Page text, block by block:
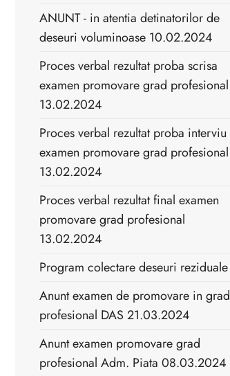
ANUNT - in atentia detinatorilor de
deseuri voluminoase 10.02.2024
Proces verbal rezultat proba scrisa
examen promovare grad profesional
13.02.2024
Proces verbal rezultat proba interviu
examen promovare grad profesional
13.02.2024
Proces verbal rezultat final examen
promovare grad profesional
13.02.2024
Program colectare deseuri reziduale
Anunt examen de promovare in grad
profesional DAS 21.03.2024
Anunt examen promovare grad
profesional Adm. Piata 08.03.2024